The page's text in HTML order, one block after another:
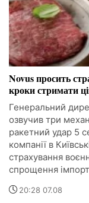
Novus просить
кроки стримати
Генеральний
озвучив три
ракетний удар 5
компанії в
страхування
спрощення
20:28 07.08